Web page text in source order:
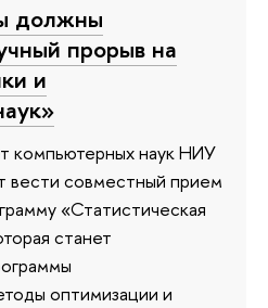
должны
прорыв на
и
компьютерных наук НИУ
совместный прием
«Статистическая
станет
оптимизации и